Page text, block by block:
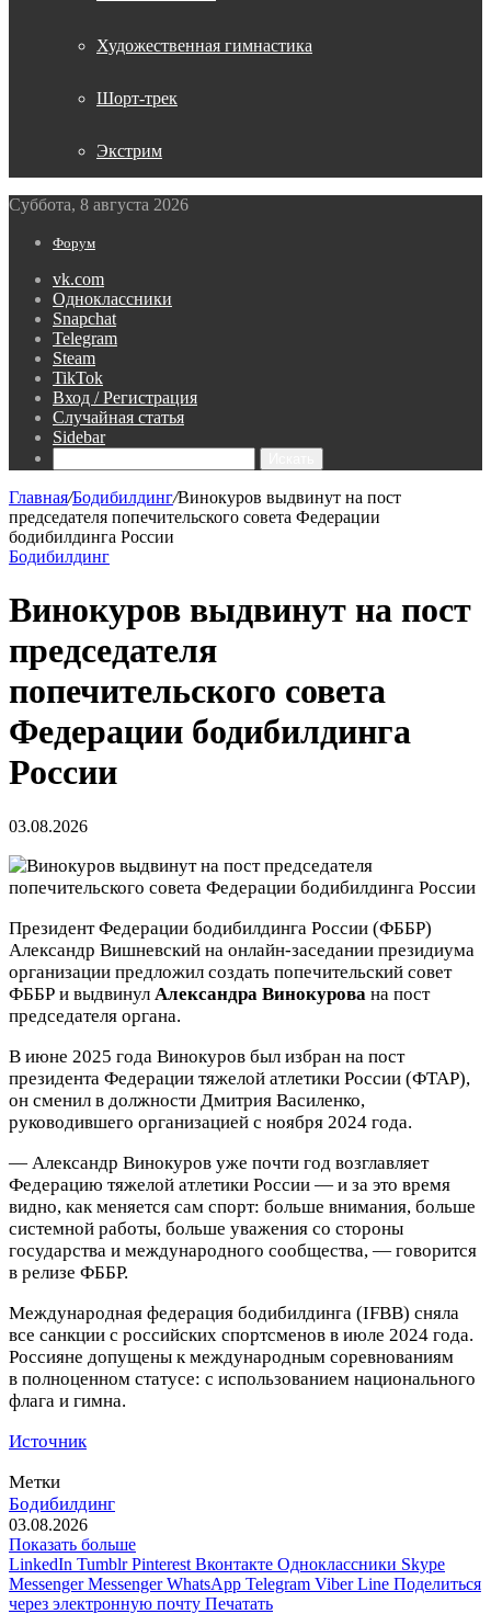
Художественная гимнастика
Шорт-трек
Экстрим
Суббота, 8 августа 2026
Форум
vk.com
Одноклассники
Snapchat
Telegram
Steam
TikTok
Вход / Регистрация
Случайная статья
Sidebar
Главная/Бодибилдинг/Винокуров выдвинут на пост
председателя попечительского совета Федерации
бодибилдинга России
Бодибилдинг
Винокуров выдвинут на пост
председателя
попечительского совета
Федерации бодибилдинга
России
03.08.2026
Президент Федерации бодибилдинга России (ФББР)
Александр Вишневский на онлайн‑заседании президиума
организации предложил создать попечительский совет
ФББР и выдвинул Александра Винокурова на пост
председателя органа.
В июне 2025 года Винокуров был избран на пост
президента Федерации тяжелой атлетики России (ФТАР),
он сменил в должности Дмитрия Василенко,
руководившего организацией с ноября 2024 года.
— Александр Винокуров уже почти год возглавляет
Федерацию тяжелой атлетики России — и за это время
видно, как меняется сам спорт: больше внимания, больше
системной работы, больше уважения со стороны
государства и международного сообщества, — говорится
в релизе ФББР.
Международная федерация бодибилдинга (IFBB) сняла
все санкции с российских спортсменов в июле 2024 года.
Россияне допущены к международным соревнованиям
в полноценном статусе: с использованием национального
флага и гимна.
Источник
Метки
Бодибилдинг
03.08.2026
Показать больше
LinkedIn Tumblr Pinterest Вконтакте Одноклассники Skype
Messenger Messenger WhatsApp Telegram Viber Line Поделиться
через электронную почту Печатать